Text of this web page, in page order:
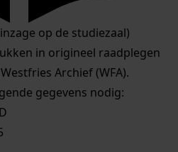
op de studiezaal)
in origineel raadplegen
Archief (WFA).
gegevens nodig: